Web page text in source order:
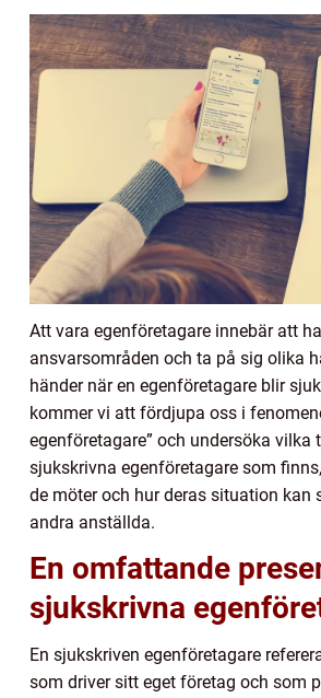
Att vara egenföretagare innebär att
ansvarsområden och ta på sig olika
händer när en egenföretagare blir
kommer vi att fördjupa oss i
egenföretagare” och undersöka vilka
sjukskrivna egenföretagare som
de möter och hur deras situation kan
andra anställda.
En omfattande
sjukskrivna
En sjukskriven egenföretagare
som driver sitt eget företag och som